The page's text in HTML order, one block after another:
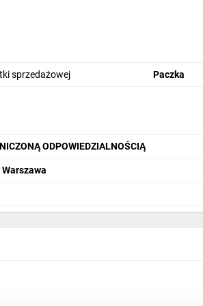
a finalny produkt został poddany wymagającej
sprzedażowej Paczka
ODPOWIEDZIALNOŚCIĄ